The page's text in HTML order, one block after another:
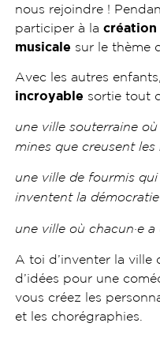
nous rejoindre !
participer à la création
musicale sur le thème
Avec les autres
incroyable sortie tout
une ville souterraine
mines que creusent
une ville de fourmis
inventent la
une ville où chacun·e
A toi d’inventer la ville
d’idées pour une
vous créez les
et les chorégraphies.